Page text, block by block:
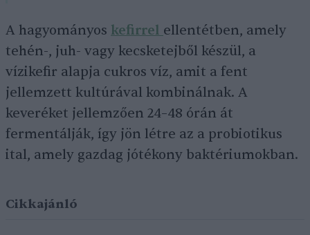
A hagyományos kefirrel ellentétben, amely
tehén-, juh- vagy kecsketejből készül, a
vízikefir alapja cukros víz, amit a fent
jellemzett kultúrával kombinálnak. A
keveréket jellemzően 24–48 órán át
fermentálják, így jön létre az a probiotikus
ital, amely gazdag jótékony baktériumokban.
Cikkajánló